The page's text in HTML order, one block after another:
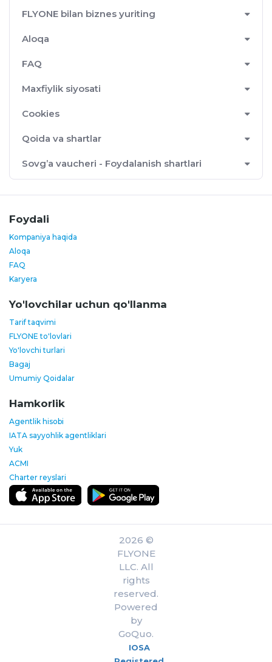
FLYONE bilan biznes yuriting
Aloqa
FAQ
Maxfiylik siyosati
Cookies
Qoida va shartlar
Sovg’a vaucheri - Foydalanish shartlari
Foydali
Kompaniya haqida
Aloqa
FAQ
Karyera
Yo'lovchilar uchun qo'llanma
Tarif taqvimi
FLYONE to'lovlari
Yo'lovchi turlari
Bagaj
Umumiy Qoidalar
Hamkorlik
Agentlik hisobi
IATA sayyohlik agentliklari
Yuk
ACMI
Charter reyslari
2026 ©
FLYONE
LLC. All
rights
reserved.
Powered
by
GoQuo.
IOSA